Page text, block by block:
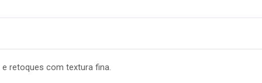
retoques com textura fina.